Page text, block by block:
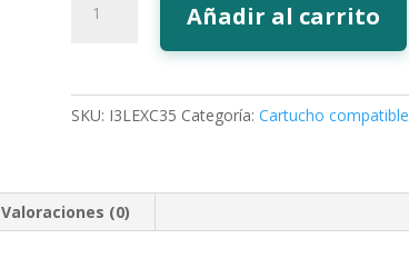
Tinta
color
cantidad
Añadir al carrito
SKU: I3LEXC35 Categoría: Cartucho compatible
Valoraciones (0)